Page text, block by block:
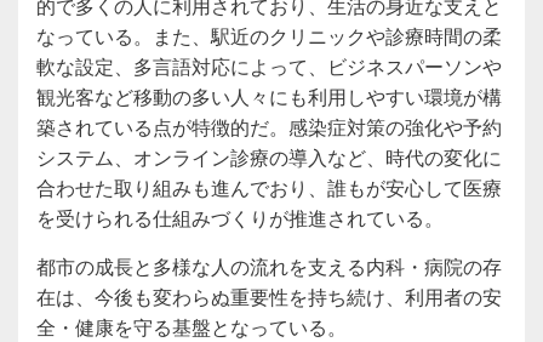
なっている。また、駅近のクリニックや診療時間の柔
軟な設定、多言語対応によって、ビジネスパーソンや
観光客など移動の多い人々にも利用しやすい環境が構
築されている点が特徴的だ。感染症対策の強化や予約
システム、オンライン診療の導入など、時代の変化に
合わせた取り組みも進んでおり、誰もが安心して医療
を受けられる仕組みづくりが推進されている。
都市の成長と多様な人の流れを支える内科・病院の存
在は、今後も変わらぬ重要性を持ち続け、利用者の安
全・健康を守る基盤となっている。